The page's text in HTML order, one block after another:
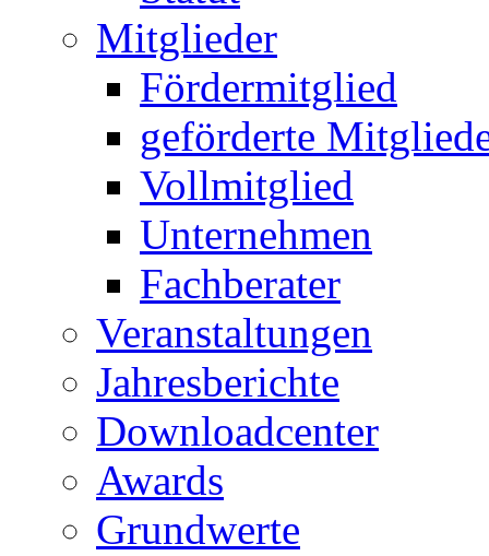
Mitglieder
Fördermitglied
geförderte
Vollmitglied
Unternehmen
Fachberater
Veranstaltungen
Jahresberichte
Downloadcenter
Awards
Grundwerte